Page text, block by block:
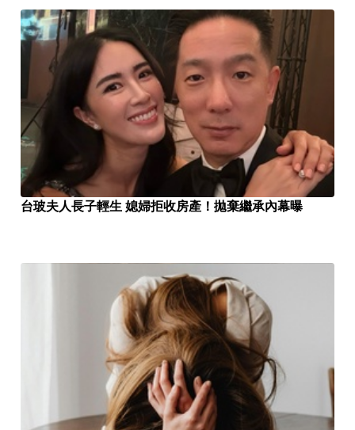
台玻夫人長子輕生 媳婦拒收房產！拋棄繼承內幕曝